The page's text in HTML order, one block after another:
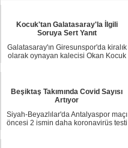
Kocuk'tan Galatasaray'la İlgili
Soruya Sert Yanıt
Galatasaray'ın Giresunspor'da kiralık
olarak oynayan kalecisi Okan Kocuk
Beşiktaş Takımında Covid Sayısı
Artıyor
Siyah-Beyazlılar'da Antalyaspor maçı
öncesi 2 ismin daha koronavirüs testi